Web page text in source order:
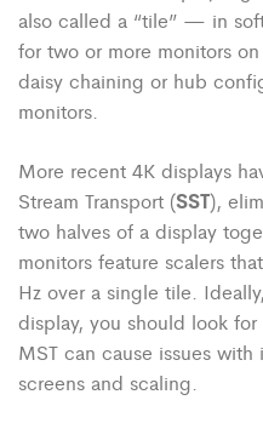
also called a “tile” — in
for two or more monitors
daisy chaining or hub
monitors.
More recent 4K displays
Stream Transport (SST),
two halves of a display
monitors feature scalers
Hz over a single tile.
display, you should look
MST can cause issues
screens and scaling.